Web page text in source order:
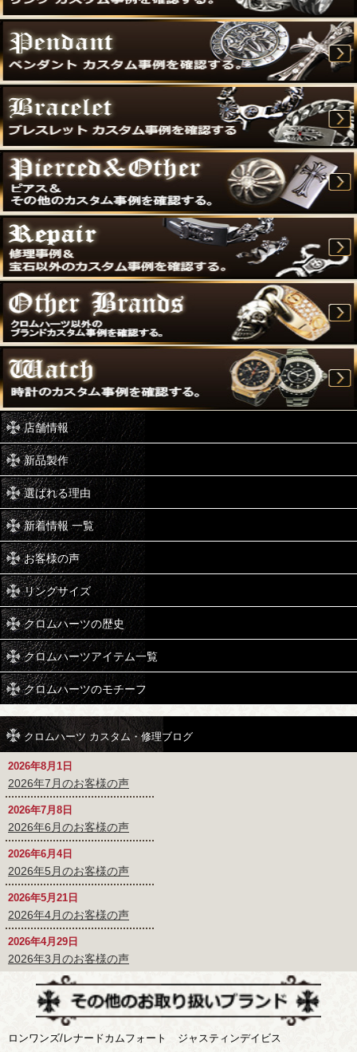
店舗情報
新品製作
選ばれる理由
新着情報 一覧
お客様の声
リングサイズ
クロムハーツの歴史
クロムハーツアイテム一覧
クロムハーツのモチーフ
クロムハーツ カスタム・修理ブログ
2026年8月1日
2026年7月のお客様の声
2026年7月8日
2026年6月のお客様の声
2026年6月4日
2026年5月のお客様の声
2026年5月21日
2026年4月のお客様の声
2026年4月29日
2026年3月のお客様の声
ロンワンズ/レナードカムフォート
ジャスティンデイビス